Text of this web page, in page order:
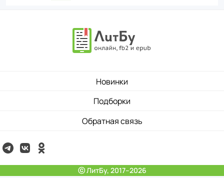
Новинки
Подборки
Обратная связь
ⓒ ЛитБу, 2017–2026